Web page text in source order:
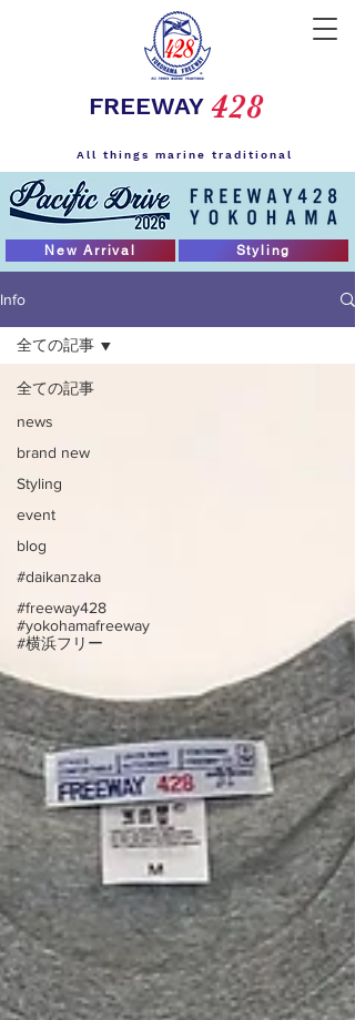
FREEWAY
All things marine traditional
428
New Arrival Styling
Info
全ての記事
news
brand new
Styling
event
blog
#daikanzaka
#freeway428
#yokohamafreeway
#横浜フリー
全ての記事